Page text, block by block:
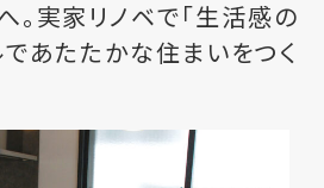
。実家リノベで「生活感の
であたたかな住まいをつく